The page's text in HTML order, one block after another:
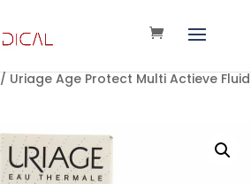
/ Uriage Age Protect Multi Actieve Fluid